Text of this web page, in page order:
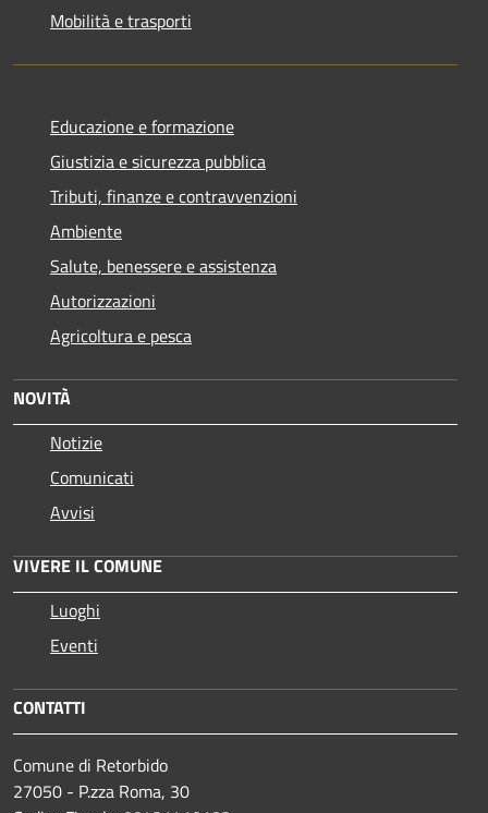
Mobilità e trasporti
Educazione e formazione
Giustizia e sicurezza pubblica
Tributi, finanze e contravvenzioni
Ambiente
Salute, benessere e assistenza
Autorizzazioni
Agricoltura e pesca
NOVITÀ
Notizie
Comunicati
Avvisi
VIVERE IL COMUNE
Luoghi
Eventi
CONTATTI
Comune di Retorbido
27050 - P.zza Roma, 30